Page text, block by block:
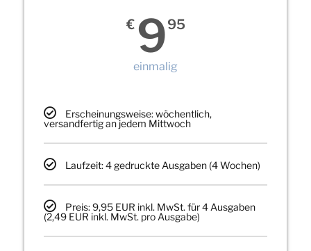
€ 995
einmalig
Erscheinungsweise: wöchentlich,
versandfertig an jedem Mittwoch
Laufzeit: 4 gedruckte Ausgaben (4 Wochen)
Preis: 9,95 EUR inkl. MwSt. für 4 Ausgaben
(2,49 EUR inkl. MwSt. pro Ausgabe)